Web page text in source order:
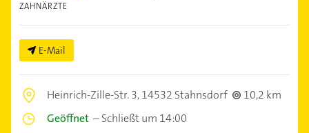
ZAHNÄRZTE
E-Mail
Heinrich-Zille-Str. 3,14532 Stahnsdorf
10,2 km
Geöffnet –Schließt um 14:00